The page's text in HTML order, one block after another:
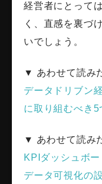
経営者にとって
く、直感を裏づ
いでしょう。
▼ あわせて読み
データドリブン
に取り組むべき
▼ あわせて読み
KPIダッシュボ
データ可視化の